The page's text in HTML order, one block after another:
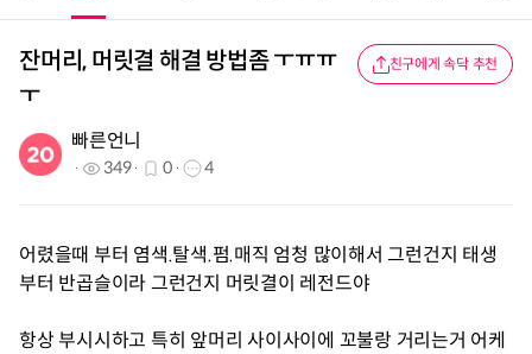
잔머리, 머릿결 해결 방법좀 ㅜㅠㅠ
ㅜ
친구에게 속닥 추천
빠른언니
349 0 4
어렸을때 부터 염색.탈색.펌.매직 엄청 많이해서 그런건지 태생
부터 반곱슬이라 그런건지 머릿결이 레전드야
항상 부시시하고 특히 앞머리 사이사이에 꼬불랑 거리는거 어케